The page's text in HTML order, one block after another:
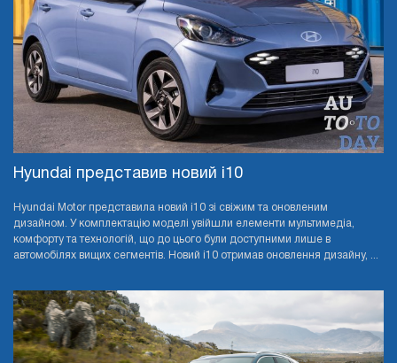
Hyundai представив новий i10
Hyundai Motor представила новий i10 зі свіжим та оновленим
дизайном. У комплектацію моделі увійшли елементи мультимедіа,
комфорту та технологій, що до цього були доступними лише в
автомобілях вищих сегментів. Новий i10 отримав оновлення дизайну, ...